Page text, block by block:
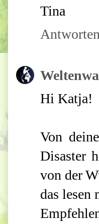
Tina
Antworten
Hi Katja!
Von
Disaster
von der
das lesen